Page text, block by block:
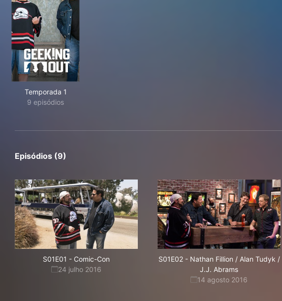
Temporada 1
9 episódios
Episódios (9)
S01E01 - Comic-Con
24 julho 2016
S01E02- Nathan Fillion / Alan Tudyk /
J.J. Abrams
14 agosto 2016